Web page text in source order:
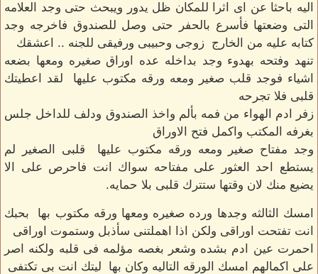
اليه باحثا عن اى اثرا للمكان ظل يدور ويبحث حتى وجد العلامه
التى وضعتها فأسرع بالحفر حتى وصل للصندوق فاخرجه وجد
كتابه عليه من الخارج زوجى وحبيبى ورفيقى للجنه .. اعشقك
تنهد وفتحه بهدوء وجد بداخله عده اوراق صغيره ومعها بضعه
اشياء فوجد قلب صغير ومعه ورقه مكتوب عليها لقد اعطيتك
قلبى فلا تجرحه
زفر ادم الهواء من فمه بألم واخذ الصندوق ودلف للداخل جلس
بغرفه المكتب واكمل فتح الاوراق
وجد مفتاح صغير ومعه ورقه مكتوب عليها قلبى الصغير لم
يستطع احد العثور على مفتاحه سواك انت فاحرص على الا
يضيع منك لان وقتها ستترك قلبى بلا حمايه.
امسك الثالثه وجدها ورده صغيره ومعها ورقه مكتوب بها بحبك
انت تفتحت اوراقى ولكن اذا اهملتنى سأذبل وستموت اوراقى
احمرت عين ادم بشده وشعر بغصه مؤلمه فى قلبه ولكنه اصر
على اكمالهم امسك الورقه التاليه وكان بها ليتك انت بى تكتفى